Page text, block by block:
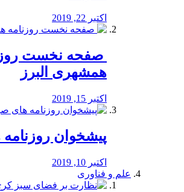
اکتبر 22, 2019
صفحه نخست
همشهری البرز
اکتبر 15, 2019
پیشخوان
اکتبر 10, 2019
علم و فناوری